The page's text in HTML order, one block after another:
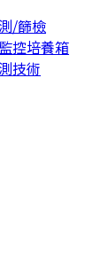
/篩檢
控培養箱
技術